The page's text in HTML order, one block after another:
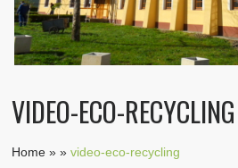
VIDEO-ECO-RECYCLING
Home »»video-eco-recycling